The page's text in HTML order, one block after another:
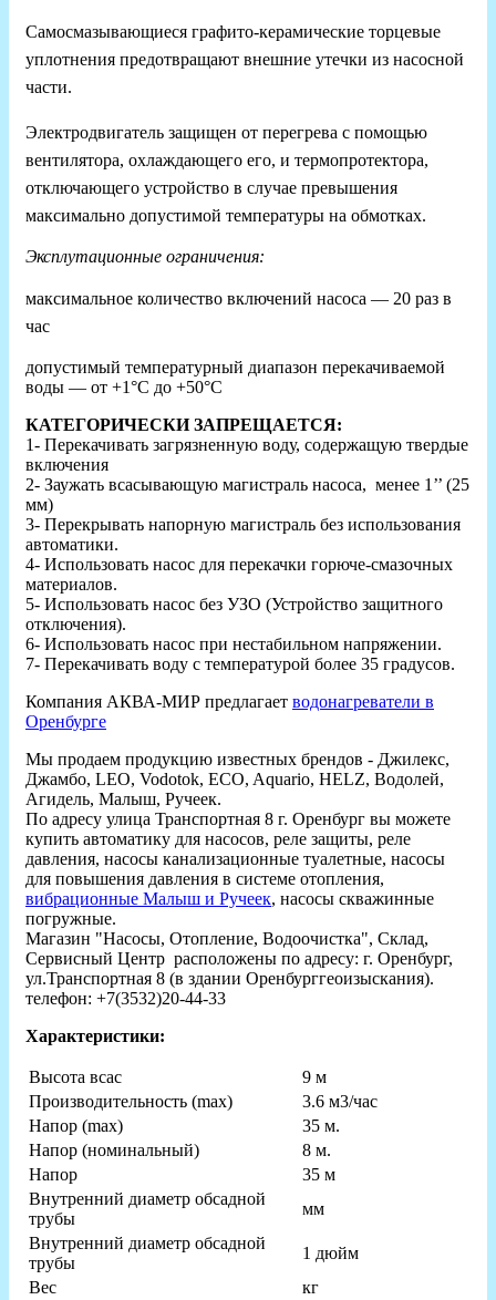
Самосмазывающиеся графито-керамические торцевые
уплотнения предотвращают внешние утечки из насосной
части.
Электродвигатель защищен от перегрева с помощью
вентилятора, охлаждающего его, и термопротектора,
отключающего устройство в случае превышения
максимально допустимой температуры на обмотках.
Эксплутационные ограничения:
максимальное количество включений насоса — 20 раз в
час
допустимый температурный диапазон перекачиваемой
воды — от +1°С до +50°С
КАТЕГОРИЧЕСКИ ЗАПРЕЩАЕТСЯ:
1- Перекачивать загрязненную воду, содержащую твердые
включения
2- Заужать всасывающую магистраль насоса, менее 1’’ (25
мм)
3- Перекрывать напорную магистраль без использования
автоматики.
4- Использовать насос для перекачки горюче-смазочных
материалов.
5- Использовать насос без УЗО (Устройство защитного
отключения).
6- Использовать насос при нестабильном напряжении.
7- Перекачивать воду с температурой более 35 градусов.
Компания АКВА-МИР предлагает водонагреватели в
Оренбурге
Мы продаем продукцию известных брендов - Джилекс,
Джамбо, LEO, Vodotok, ECO, Aquario, HELZ, Водолей,
Агидель, Малыш, Ручеек.
По адресу улица Транспортная 8 г. Оренбург вы можете
купить автоматику для насосов, реле защиты, реле
давления, насосы канализационные туалетные, насосы
для повышения давления в системе отопления,
вибрационные Малыш и Ручеек, насосы скважинные
погружные.
Магазин "Насосы, Отопление, Водоочистка", Склад,
Сервисный Центр расположены по адресу: г. Оренбург,
ул.Транспортная 8 (в здании Оренбурггеоизыскания).
телефон: +7(3532)20-44-33
Характеристики:
Высота всас
9 м
Производительность (max)
3.6 м3/час
Напор (max)
35 м.
Напор (номинальный)
8 м.
Hапор
35 м
Внутренний диаметр обсадной
трубы
мм
Внутренний диаметр обсадной
трубы
1 дюйм
Вес
кг